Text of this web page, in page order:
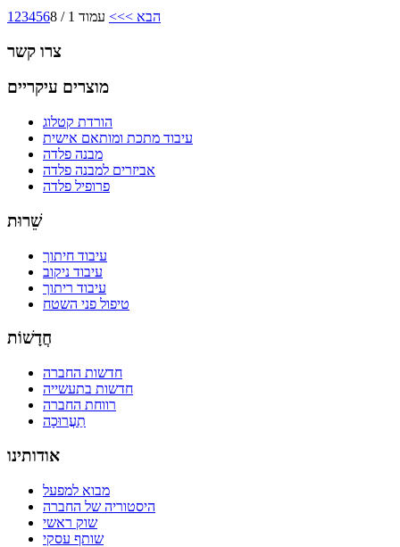
1 23456 הבא >>> עמוד 1 / 8
צרו קשר
מוצרים עיקריים
הורדת קטלוג
עיבוד מתכת ומותאם אישית
מבנה פלדה
אביזרים למבנה פלדה
פרופיל פלדה
שֵׁרוּת
עיבוד חיתוך
עיבוד ניקוב
עיבוד ריתוך
טיפול פני השטח
חֲדָשׁוֹת
חדשות החברה
חדשות בתעשייה
רווחת החברה
תַעֲרוּכָה
אודותינו
מבוא למפעל
היסטוריה של החברה
שוק ראשי
שותף עסקי